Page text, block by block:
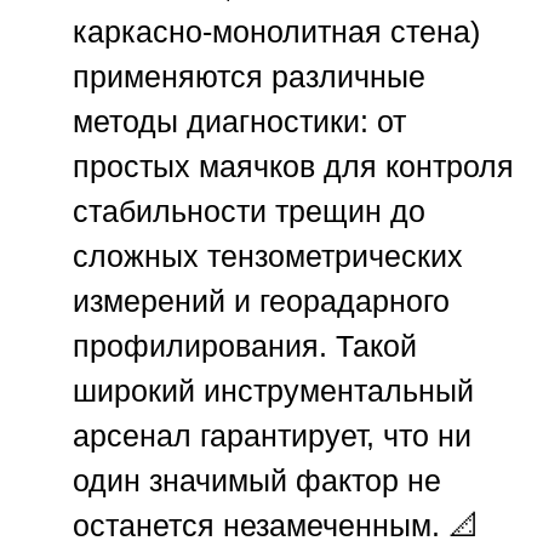
каркасно-монолитная стена)
применяются различные
методы диагностики: от
простых маячков для контроля
стабильности трещин до
сложных тензометрических
измерений и георадарного
профилирования. Такой
широкий инструментальный
арсенал гарантирует, что ни
один значимый фактор не
останется незамеченным. 📐